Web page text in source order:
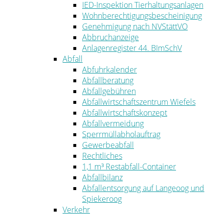
IED-Inspektion Tierhaltungsanlagen
Wohnberechtigungsbescheinigung
Genehmigung nach NVStättVO
Abbruchanzeige
Anlagenregister 44. BImSchV
Abfall
Abfuhrkalender
Abfallberatung
Abfallgebühren
Abfallwirtschaftszentrum Wiefels
Abfallwirtschaftskonzept
Abfallvermeidung
Sperrmüllabholauftrag
Gewerbeabfall
Rechtliches
1,1 m³ Restabfall-Container
Abfallbilanz
Abfallentsorgung auf Langeoog und
Spiekeroog
Verkehr